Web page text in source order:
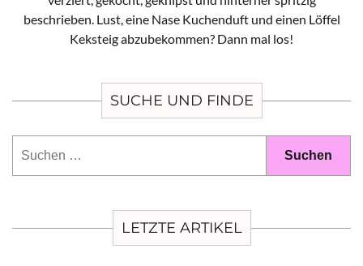
beschrieben. Lust, eine Nase Kuchenduft und einen Löffel
Keksteig abzubekommen? Dann mal los!
SUCHE UND FINDE
LETZTE ARTIKEL